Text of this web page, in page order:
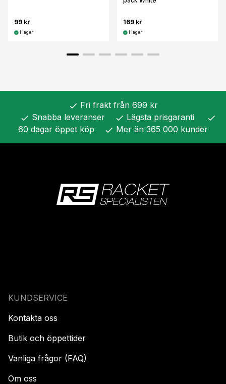
99 kr
I lager
169 kr
I lager
check Fri frakt från 699 kr
check Snabba leveranser check Lägsta prisgaranti check
60 dagar öppet köp check Mer än 365 000 kunder
KUNDSERVICE
Kontakta oss
Butik och öppettider
Vanliga frågor (FAQ)
Om oss